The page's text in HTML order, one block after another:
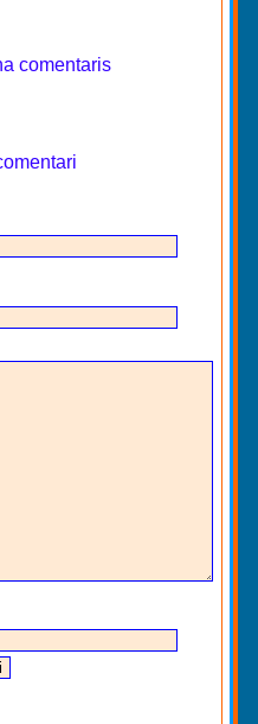
comentaris